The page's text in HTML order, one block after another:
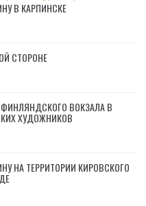
В КАРПИНСКЕ
СТОРОНЕ
ВОКЗАЛА В
ХУДОЖНИКОВ
НА ТЕРРИТОРИИ КИРОВСКОГО